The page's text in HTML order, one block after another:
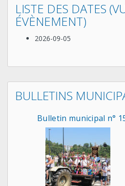
LISTE DES DATES
ÉVÈNEMENT)
2026-09-05
BULLETINS
Bulletin municipal n°